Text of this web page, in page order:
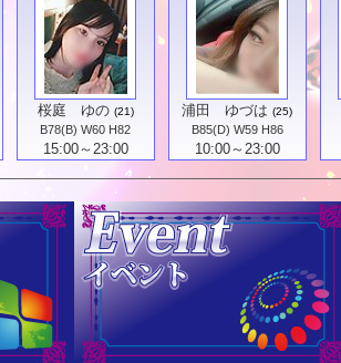
桜庭 ゆの (21)
B78(B) W60 H82
15:00～23:00
浦田 ゆづは (25)
B85(D) W59 H86
10:00～23:00